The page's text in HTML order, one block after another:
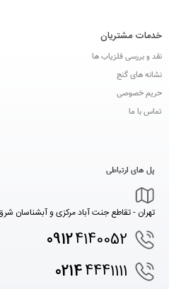
خدمات مشتریان
نقد و بررسی فلزیاب ها
نشانه های گنج
حریم خصوصی
تماس با ما
پل های ارتباطی
تهران - تقاطع جنت آباد مرکزی و آبشناسان شرق،
09124140052
02144441111